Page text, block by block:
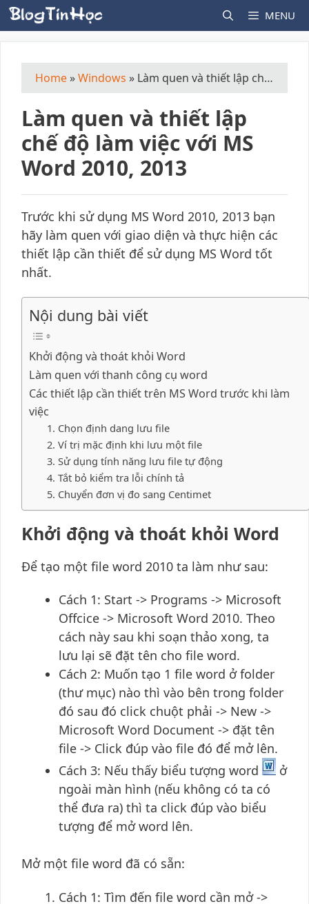
Skip
to
MENU
Home »Windows » Làm quen và thiết lập chế độ làm việc với MS Word 2010, 2013
Làm quen và thiết lập
chế độ làm việc với MS
Word 2010, 2013
Trước khi sử dụng MS Word 2010, 2013 bạn
hãy làm quen với giao diện và thực hiện các
thiết lập cần thiết để sử dụng MS Word tốt
nhất.
Nội dung bài viết
Khởi động và thoát khỏi Word
Làm quen với thanh công cụ word
Các thiết lập cần thiết trên MS Word trước khi làm
việc
1. Chọn định dang lưu file
2. Ví trị mặc định khi lưu một file
3. Sử dụng tính năng lưu file tự động
4. Tắt bỏ kiểm tra lỗi chính tả
5. Chuyển đơn vị đo sang Centimet
Khởi động và thoát khỏi Word
Để tạo một file word 2010 ta làm như sau:
Cách 1: Start -> Programs -> Microsoft
Offcice -> Microsoft Word 2010. Theo
cách này sau khi soạn thảo xong, ta
lưu lại sẽ đặt tên cho file word.
Cách 2: Muốn tạo 1 file word ở folder
(thư mục) nào thì vào bên trong folder
đó sau đó click chuột phải -> New ->
Microsoft Word Document -> đặt tên
file -> Click đúp vào file đó để mở lên.
Cách 3: Nếu thấy biểu tượng word
ở
ngoài màn hình (nếu không có ta có
thể đưa ra) thì ta click đúp vào biểu
tượng để mở word lên.
Mở một file word đã có sẵn:
Cách 1: Tìm đến file word cần mở ->